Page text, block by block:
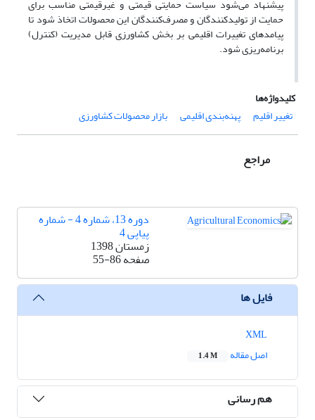
پیشنهاد می‌شود سیاست حمایتی قیمتی و غیرقیمتی مناسب برای
حمایت از تولیدکنندگان و مصرف‌کنندگان این محصولات اتخاذ شود تا
پیامدهای تغییرات اقلیمی بر بخش کشاورزی قابل مدیریت (کنترل)
برنامه‌ریزی شود.
کلیدواژه‌ها
تغییر اقلیم
پهنه‌بندی اقلیمی بازار محصولات کشاورزی
مراجع
دوره 13، شماره 4 - شماره
پیاپی 4
زمستان 1398
صفحه55-86
فایل ها
اصل مقاله
1.4 M
هم رسانی